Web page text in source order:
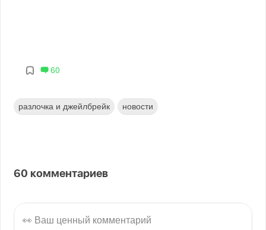
60
разлочка и джейлбрейк новости
60 комментариев